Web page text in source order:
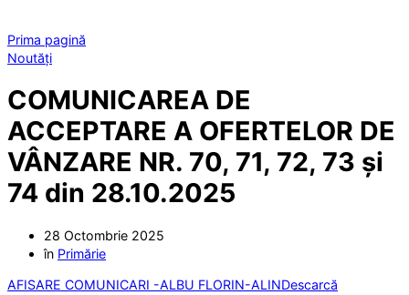
Prima pagină
Noutăți
COMUNICAREA DE
ACCEPTARE A OFERTELOR DE
VÂNZARE NR. 70, 71, 72, 73 și
74 din 28.10.2025
28 Octombrie 2025
în Primărie
AFISARE COMUNICARI -ALBU FLORIN-ALINDescarcă